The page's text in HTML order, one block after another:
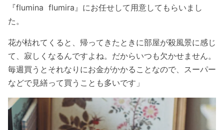
『flumina flumira』にお任せして用意してもらいまし
た。
花が枯れてくると、帰ってきたときに部屋が殺風景に感じ
て、寂しくなるんですよね。だからいつも欠かせません。
毎週買うとそれなりにお金がかかることなので、スーパー
などで見繕って買うことも多いです」